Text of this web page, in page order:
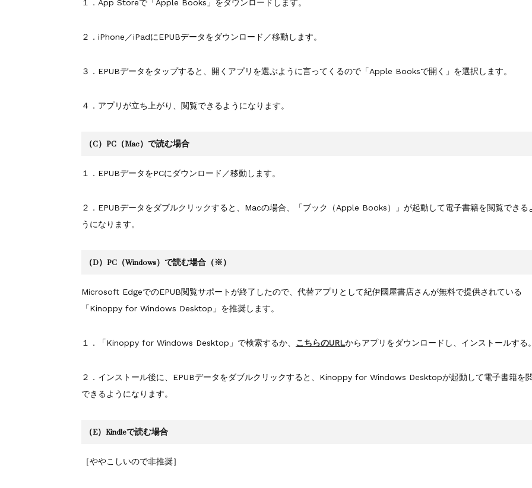
１．App Storeで「Apple Books」をダウンロードします。
２．iPhone／iPadにEPUBデータをダウンロード／移動します。
３．EPUBデータをタップすると、開くアプリを選ぶように言ってくるので「Apple Booksで開く」を選択します。
４．アプリが立ち上がり、閲覧できるようになります。
（C）PC（Mac）で読む場合
１．EPUBデータをPCにダウンロード／移動します。
２．EPUBデータをダブルクリックすると、Macの場合、「ブック（Apple Books）」が起動して電子書籍を閲覧できる
うになります。
（D）PC（Windows）で読む場合（※）
Microsoft EdgeでのEPUB閲覧サポートが終了したので、代替アプリとして紀伊國屋書店さんが無料で提供されている
「Kinoppy for Windows Desktop」を推奨します。
１．「Kinoppy for Windows Desktop」で検索するか、 こちらのURLからアプリをダウンロードし、インストールする
２．インストール後に、EPUBデータをダブルクリックすると、Kinoppy for Windows Desktopが起動して電子書籍を
できるようになります。
（E）Kindleで読む場合
［ややこしいので非推奨］